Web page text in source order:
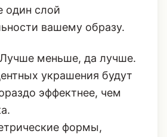
один слой
вашему образу.
Лучше меньше, да лучше.
украшения будут
эффектнее, чем
формы,